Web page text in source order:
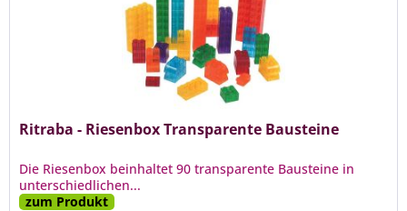
Ritraba - Riesenbox Transparente Bausteine
Die Riesenbox beinhaltet 90 transparente Bausteine in
unterschiedlichen...
zum Produkt